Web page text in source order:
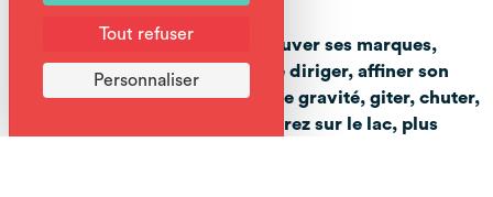
Initiation en eau calme pour trouver ses marques,
apprendre à se propulser et à se diriger, affiner son
équilibre, jouer avec le centre de gravité, giter, chuter,
remonter... Plus vous progresserez sur le lac, plus
Tout refuser
Personnaliser